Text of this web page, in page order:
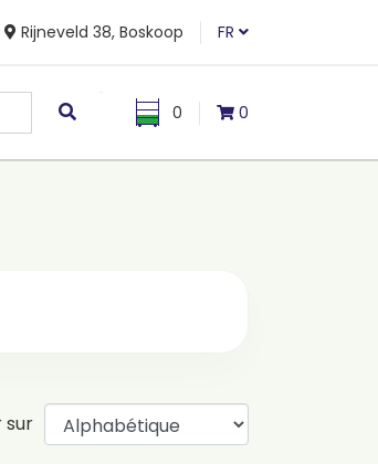
Rijneveld 38, Boskoop FR
0 0
sur